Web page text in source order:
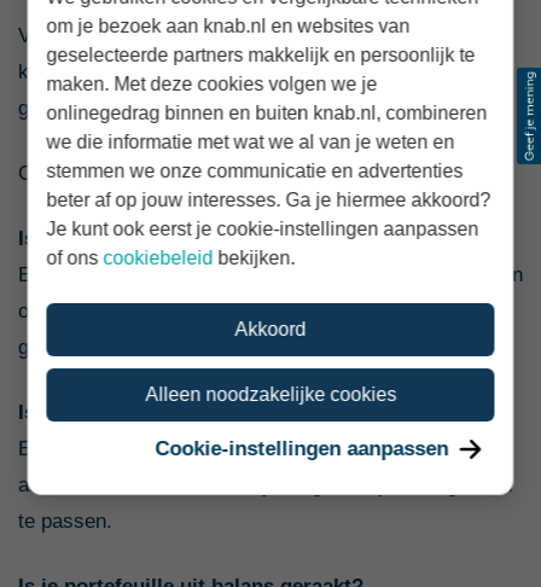
Veel handelen kan leiden tot extra kosten en maakt de
kans groter dat je koopt nadat koersen al sterk zijn
gestegen of verkoopt nadat ze juist zijn gedaald.
Controleer daarom eerst waarom je wilt handelen.
Is je persoonlijke situatie veranderd?
Een nieuw doel, een kortere looptijd, een ander inkomen
of veranderde financiële verplichtingen kunnen een
goede reden zijn om je plan opnieuw te bekijken.
Is alleen de beurs veranderd?
Een daling, stijging of alarmerend nieuwsbericht is niet
automatisch een reden om je langetermijnstrategie aan
te passen.
om je bezoek aan knab.nl en websites van
geselecteerde partners makkelijk en persoonlijk te
maken. Met deze cookies volgen we je
onlinegedrag binnen en buiten knab.nl, combineren
we die informatie met wat we al van je weten en
stemmen we onze communicatie en advertenties
beter af op jouw interesses. Ga je hiermee akkoord?
Je kunt ook eerst je cookie-instellingen aanpassen
of onscookiebeleid bekijken.
Akkoord
Alleen noodzakelijke cookies
Cookie-instellingen aanpassen